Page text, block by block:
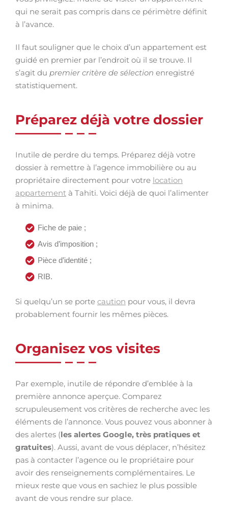
qui ne serait pas compris dans ce périmètre définit
à l’avance.
Il faut souligner que le choix d’un appartement est
guidé en premier par l’endroit où il se trouve. Il
s’agit du premier critère de sélection enregistré
statistiquement.
Préparez déjà votre dossier
Inutile de perdre du temps. Préparez déjà votre
dossier à remettre à l’agence immobilière ou au
propriétaire directement pour votre location
appartement à Tahiti. Voici déjà de quoi l’alimenter
à minima.
Fiche de paie ;
Avis d’imposition ;
Pièce d’identité ;
RIB.
Si quelqu’un se porte caution pour vous, il devra
probablement fournir les mêmes pièces.
Organisez vos visites
Par exemple, inutile de répondre d’emblée à la
première annonce aperçue. Comparez
scrupuleusement vos critères de recherche avec les
éléments de l’annonce. Vous pouvez vous abonner à
des alertes (les alertes Google, très pratiques et
gratuites). Aussi, avant de vous déplacer, n’hésitez
pas à contacter l’agence ou le propriétaire pour
avoir des renseignements complémentaires. Le
mieux reste que vous en sachiez le plus possible
avant de vous rendre sur place.